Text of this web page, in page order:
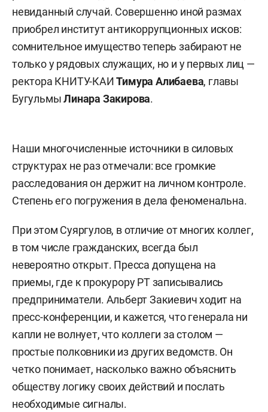
невиданный случай. Совершенно иной размах
приобрел институт антикоррупционных исков:
сомнительное имущество теперь забирают не
только у рядовых служащих, но и у первых лиц —
ректора КНИТУ-КАИТимура Алибаева, главы
БугульмыЛинара Закирова.
Наши многочисленные источники в силовых
структурах не раз отмечали: все громкие
расследования он держит на личном контроле.
Степень его погружения в дела феноменальна.
При этом Суяргулов, в отличие от многих коллег,
в том числе гражданских, всегда был
невероятно открыт. Пресса допущена на
приемы, где к прокурору РТ записывались
предприниматели. Альберт Закиевич ходит на
пресс-конференции, и кажется, что генерала ни
капли не волнует, что коллеги за столом —
простые полковники из других ведомств. Он
четко понимает, насколько важно объяснить
обществу логику своих действий и послать
необходимые сигналы.